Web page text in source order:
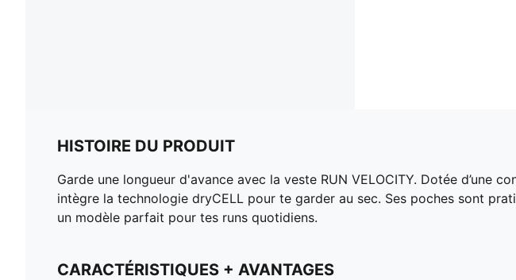
HISTOIRE DU PRODUIT
Garde une longueur d'avance avec la veste RUN VELOCITY. Dotée
intègre la technologie dryCELL pour te garder au sec. Ses poches sont
un modèle parfait pour tes runs quotidiens.
CARACTÉRISTIQUES + AVANTAGES